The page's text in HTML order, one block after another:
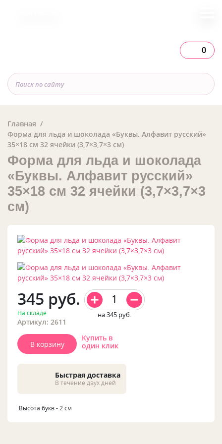
0
Главная
Форма для льда и шоколада «Буквы. Алфавит русский»
35×18 см 32 ячейки (3,7×3,7×3 см)
Форма для льда и шоколада
«Буквы. Алфавит русский»
35×18 см 32 ячейки (3,7×3,7×3
см)
345 руб.
На складе
Артикул: 2611
на 345 руб.
В корзину
Купить в
один клик
Быстрая доставка
В течение двух дней
.Высота букв - 2 см